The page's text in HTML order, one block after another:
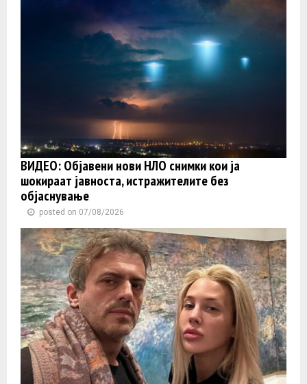
ВИДЕО: Објавени нови НЛО снимки кои ја
шокираат јавноста, истражителите без
објаснување
posted on 07/08/2026